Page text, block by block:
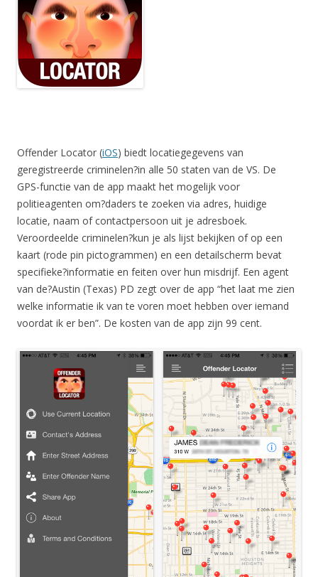
Offender Locator (iOS) biedt locatiegegevens van
geregistreerde criminelen?in alle 50 staten van de VS. De
GPS-functie van de app maakt het mogelijk voor
politieagenten om?daders te zoeken via adres, huidige
locatie, naam of contactpersoon uit je adresboek.
Veroordeelde criminelen?kun je als lijst bekijken of op een
kaart (rode pin pictogrammen) en een detailscherm bevat
specifieke?informatie en feiten over hun misdrijf. Een agent
van de?Austin (Texas) PD zegt over de app “het laat me zien
welke informatie ik van te voren moet hebben over iemand
voordat ik er ben”. De kosten van de app zijn 99 cent.